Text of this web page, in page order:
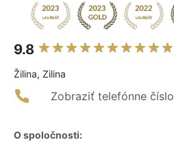
9.8
Žilina, Zilina
Zobraziť telefónne číslo
O spoločnosti: